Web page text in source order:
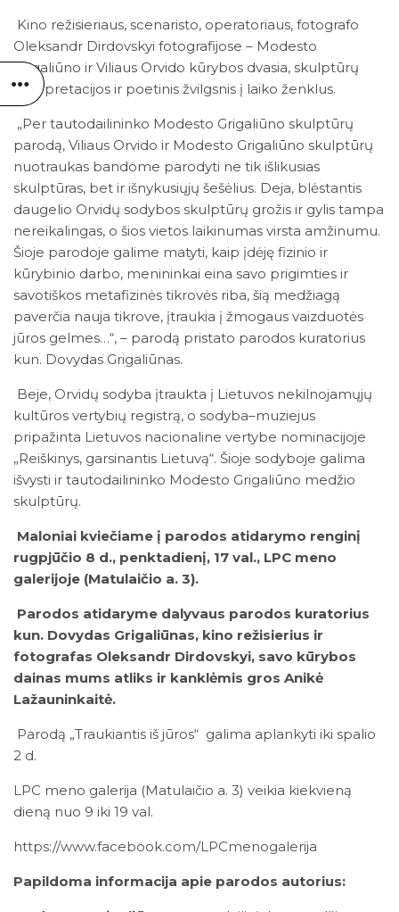
Kino režisieriaus, scenaristo, operatoriaus, fotografo
Oleksandr Dirdovskyi fotografijose – Modesto
Grigaliūno ir Viliaus Orvido kūrybos dvasia, skulptūrų
interpretacijos ir poetinis žvilgsnis į laiko ženklus.
„Per tautodailininko Modesto Grigaliūno skulptūrų
parodą, Viliaus Orvido ir Modesto Grigaliūno skulptūrų
nuotraukas bandome parodyti ne tik išlikusias
skulptūras, bet ir išnykusiųjų šešėlius. Deja, blėstantis
daugelio Orvidų sodybos skulptūrų grožis ir gylis tampa
nereikalingas, o šios vietos laikinumas virsta amžinumu.
Šioje parodoje galime matyti, kaip įdėję fizinio ir
kūrybinio darbo, menininkai eina savo prigimties ir
savotiškos metafizinės tikrovės riba, šią medžiagą
paverčia nauja tikrove, įtraukia į žmogaus vaizduotės
jūros gelmes…“, – parodą pristato parodos kuratorius
kun. Dovydas Grigaliūnas.
Beje, Orvidų sodyba įtraukta į Lietuvos nekilnojamųjų
kultūros vertybių registrą, o sodyba–muziejus
pripažinta Lietuvos nacionaline vertybe nominacijoje
„Reiškinys, garsinantis Lietuvą“. Šioje sodyboje galima
išvysti ir tautodailininko Modesto Grigaliūno medžio
skulptūrų.
Maloniai kviečiame į parodos atidarymo renginį
rugpjūčio 8 d., penktadienį, 17 val., LPC meno
galerijoje (Matulaičio a. 3).
Parodos atidaryme dalyvaus parodos kuratorius
kun. Dovydas Grigaliūnas, kino režisierius ir
fotografas Oleksandr Dirdovskyi, savo kūrybos
dainas mums atliks ir kanklėmis gros Anikė
Lažauninkaitė.
Parodą „Traukiantis iš jūros“ galima aplankyti iki spalio
2 d.
LPC meno galerija (Matulaičio a. 3) veikia kiekvieną
dieną nuo 9 iki 19 val.
https://www.facebook.com/LPCmenogalerija
Papildoma informacija apie parodos autorius: